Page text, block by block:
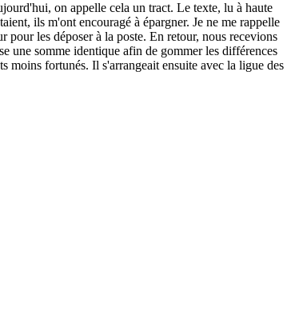
on appelle cela un tract. Le texte, lu à haute
ils m'ont encouragé à épargner. Je ne me rappelle
pour les déposer à la poste. En retour, nous recevions
une somme identique afin de gommer les différences
moins fortunés. Il s'arrangeait ensuite avec la ligue des